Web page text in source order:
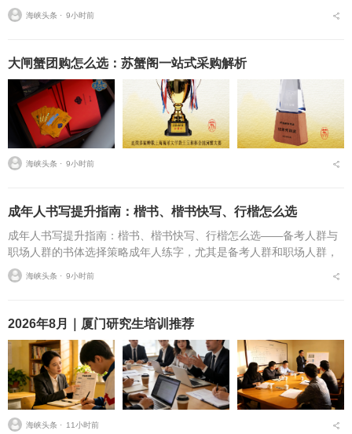
面因为字迹潦草被老师多次点名。据相关调查显示，67%的小学生存
在书写速度不达标问...
海峡头条 ⋅ 9小时前
大闸蟹团购怎么选：苏蟹阁一站式采购解析
海峡头条 ⋅ 9小时前
成年人书写提升指南：楷书、楷书快写、行楷怎么选
成年人书写提升指南：楷书、楷书快写、行楷怎么选——备考人群与
职场人群的书体选择策略成年人练字，尤其是备考人群和职场人群，
常常面临一个具体问题：字丑想改善，到底该练标准楷书，还是练楷
书快写，或者干脆练行...
海峡头条 ⋅ 9小时前
2026年8月｜厦门研究生培训推荐
海峡头条 ⋅ 11小时前